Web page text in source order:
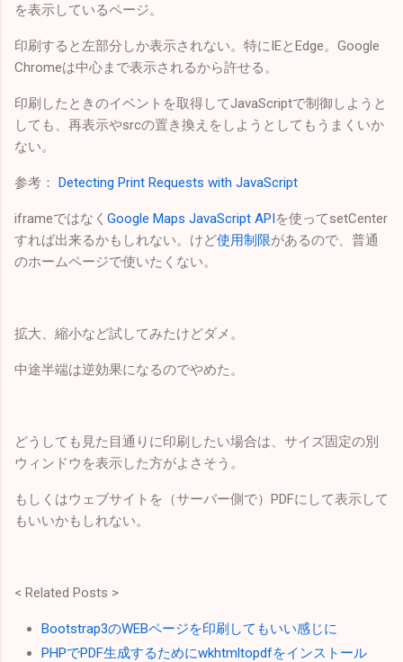
を表示しているページ。
印刷すると左部分しか表示されない。特にIEとEdge。Google
Chromeは中心まで表示されるから許せる。
印刷したときのイベントを取得してJavaScriptで制御しようと
しても、再表示やsrcの置き換えをしようとしてもうまくいか
ない。
参考： Detecting Print Requests with JavaScript
iframeではなく Google Maps JavaScript APIを使ってsetCenter
すれば出来るかもしれない。けど使用制限があるので、普通
のホームページで使いたくない。
拡大、縮小など試してみたけどダメ。
中途半端は逆効果になるのでやめた。
どうしても見た目通りに印刷したい場合は、サイズ固定の別
ウィンドウを表示した方がよさそう。
もしくはウェブサイトを（サーバー側で）PDFにして表示して
もいいかもしれない。
< Related Posts >
Bootstrap3のWEBページを印刷してもいい感じに
PHPでPDF生成するためにwkhtmltopdfをインストール